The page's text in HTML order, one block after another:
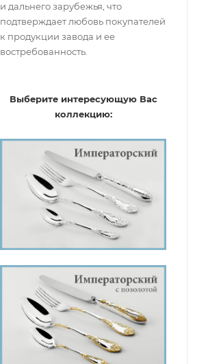
и дальнего зарубежья, что
подтверждает любовь покупателей
к продукции завода и ее
востребованность.
Выберите интересующую Вас
коллекцию: